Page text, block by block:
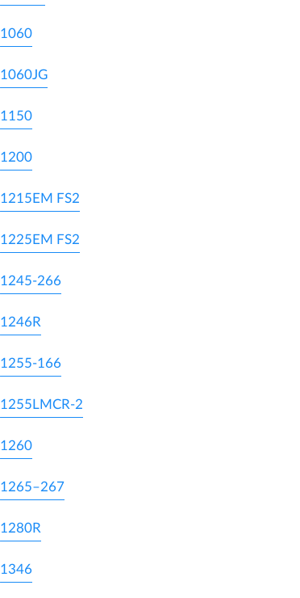
1060
1060JG
1150
1200
1215EM FS2
1225EM FS2
1245-266
1246R
1255-166
1255LMCR-2
1260
1265–267
1280R
1346